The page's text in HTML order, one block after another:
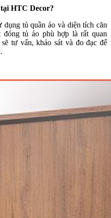
HTC Decor?
dụng tủ quần áo và diện tích căn
đóng tủ áo phù hợp là rất quan
tư vấn, khảo sát và đo đạc để